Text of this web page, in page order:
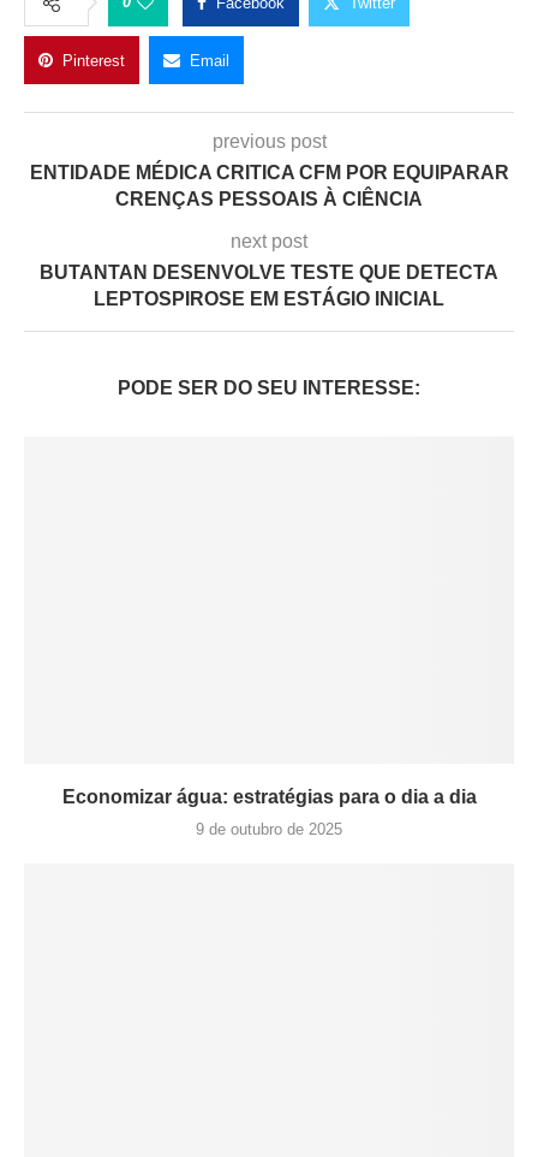
Pinterest Email
previous post
ENTIDADE MÉDICA CRITICA CFM POR EQUIPARAR
CRENÇAS PESSOAIS À CIÊNCIA
next post
BUTANTAN DESENVOLVE TESTE QUE DETECTA
LEPTOSPIROSE EM ESTÁGIO INICIAL
PODE SER DO SEU INTERESSE:
Economizar água: estratégias para o dia a dia
9 de outubro de 2025